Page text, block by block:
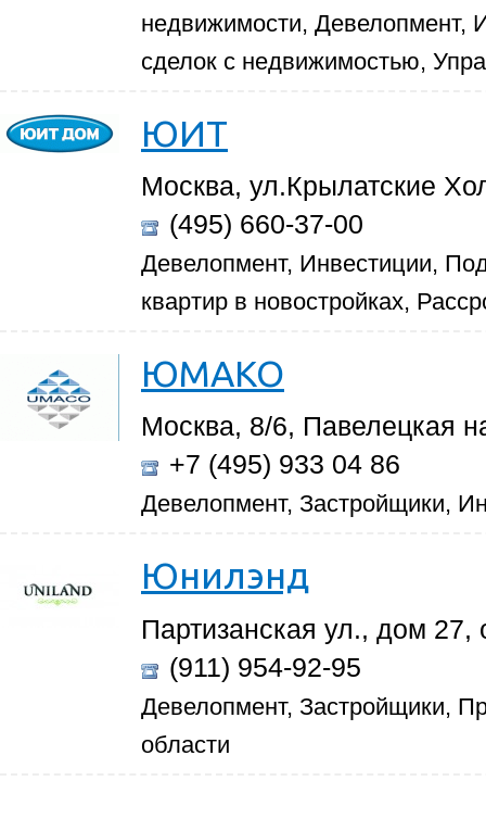
недвижимости, Девелопмент,
сделок с недвижимостью,
ЮИТ
Москва, ул.Крылатские
(495) 660-37-00
Девелопмент, Инвестиции,
квартир в новостройках,
ЮМАКО
Москва, 8/6, Павелецкая
+7 (495) 933 04 86
Девелопмент, Застройщики,
Юнилэнд
Партизанская ул., дом
(911) 954-92-95
Девелопмент, Застройщики,
области